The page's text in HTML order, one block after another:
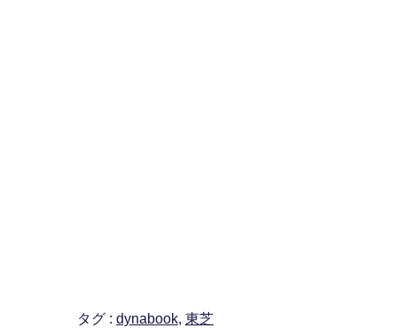
タグ : dynabook, 東芝